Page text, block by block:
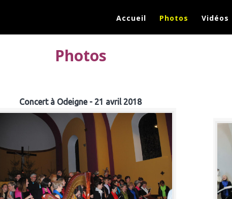
Accueil Photos Vidéos
Photos
Concert à Odeigne - 21 avril 2018